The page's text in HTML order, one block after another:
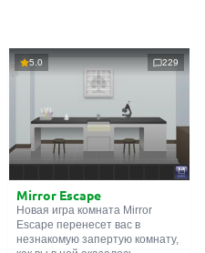
5.0 229
Mirror Escape
Новая игра комната Mirror
Escape перенесет вас в
незнакомую запертую комнату,